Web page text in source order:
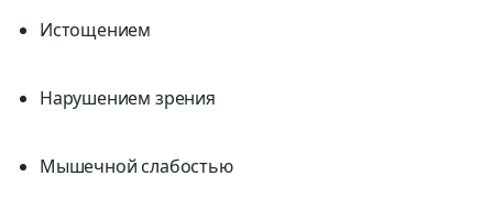
Истощением
Нарушением зрения
Мышечной слабостью